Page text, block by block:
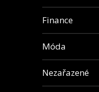
Finance
Móda
Nezařazené